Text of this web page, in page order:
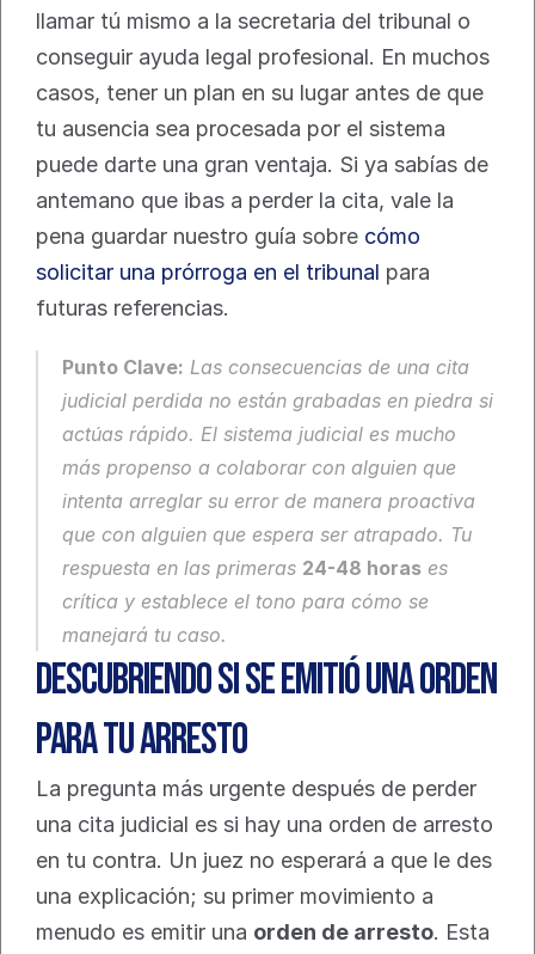
llamar tú mismo a la secretaria del tribunal o
conseguir ayuda legal profesional. En muchos
casos, tener un plan en su lugar antes de que
tu ausencia sea procesada por el sistema
puede darte una gran ventaja. Si ya sabías de
antemano que ibas a perder la cita, vale la
pena guardar nuestro guía sobre cómo
solicitar una prórroga en el tribunal para
futuras referencias.
Punto Clave: Las consecuencias de una cita
judicial perdida no están grabadas en piedra si
actúas rápido. El sistema judicial es mucho
más propenso a colaborar con alguien que
intenta arreglar su error de manera proactiva
que con alguien que espera ser atrapado. Tu
respuesta en las primeras 24-48 horas es
crítica y establece el tono para cómo se
manejará tu caso.
Descubriendo Si se Emitió una Orden
para Tu Arresto
La pregunta más urgente después de perder
una cita judicial es si hay una orden de arresto
en tu contra. Un juez no esperará a que le des
una explicación; su primer movimiento a
menudo es emitir una orden de arresto. Esta